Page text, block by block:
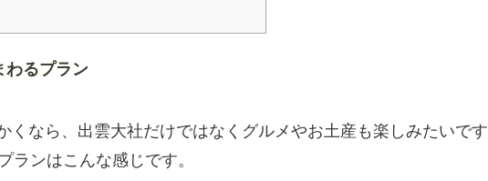
わるプラン
くなら、出雲大社だけではなくグルメやお土産も楽しみたいです
ランはこんな感じです。